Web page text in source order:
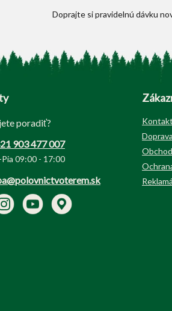
poradiť?
903 477 007
Pia 09:00 - 17:00